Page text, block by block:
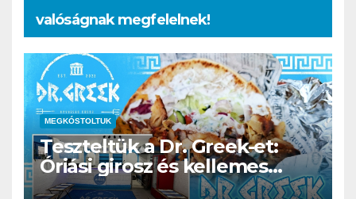
valóságnak megfelelnek!
MEGKÓSTOLTUK
Teszteltük a Dr. Greek-et:
Óriási girosz és kellemes
kerthelyiség Csepel szívében